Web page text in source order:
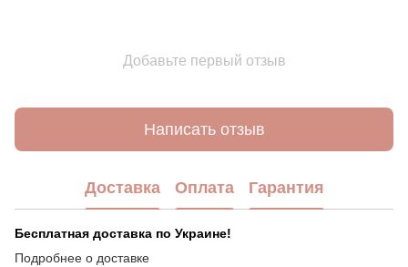
Добавьте первый отзыв
Написать отзыв
Доставка Оплата Гарантия
Бесплатная доставка по Украине!
Подробнее о доставке